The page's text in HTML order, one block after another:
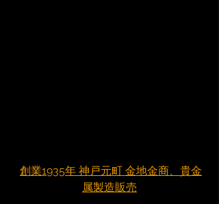
創業1935年 神戸元町 金地金商、貴金
属製造販売